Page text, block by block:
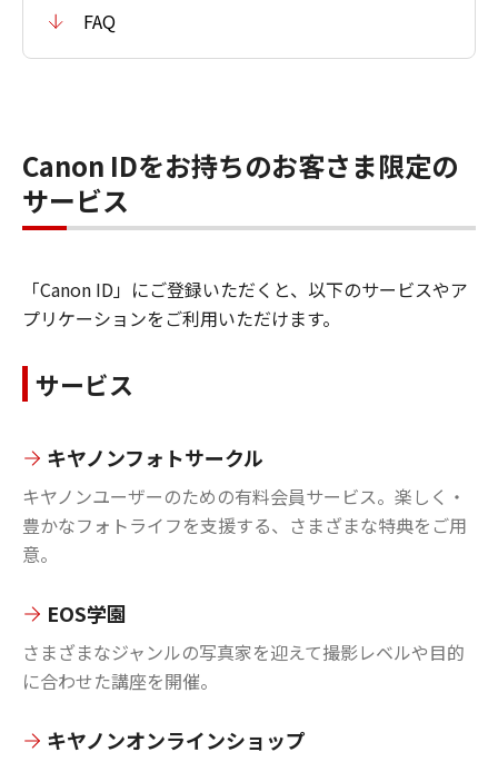
FAQ
Canon IDをお持ちのお客さま限定の
サービス
「Canon ID」にご登録いただくと、以下のサービスやア
プリケーションをご利用いただけます。
サービス
キヤノンフォトサークル
キヤノンユーザーのための有料会員サービス。楽しく・
豊かなフォトライフを支援する、さまざまな特典をご用
意。
EOS学園
さまざまなジャンルの写真家を迎えて撮影レベルや目的
に合わせた講座を開催。
キヤノンオンラインショップ